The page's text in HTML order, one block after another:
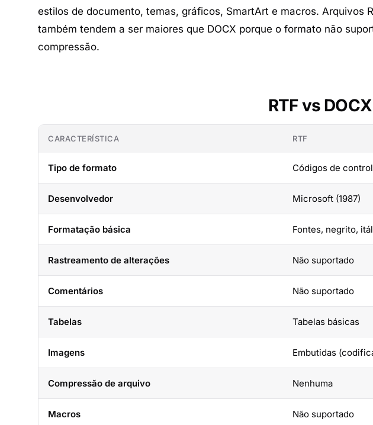
estilos de documento, temas, gráficos, SmartArt e macros. Arquivos
também tendem a ser maiores que DOCX porque o formato não
compressão.
RTF vs
CARACTERÍSTICA RTF
Tipo de formato Códigos de
Desenvolvedor Microsoft (1987)
Formatação básica Fontes, negrito,
Rastreamento de alterações Não suportado
Comentários Não suportado
Tabelas Tabelas básicas
Imagens Embutidas
Compressão de arquivo Nenhuma
Macros Não suportado